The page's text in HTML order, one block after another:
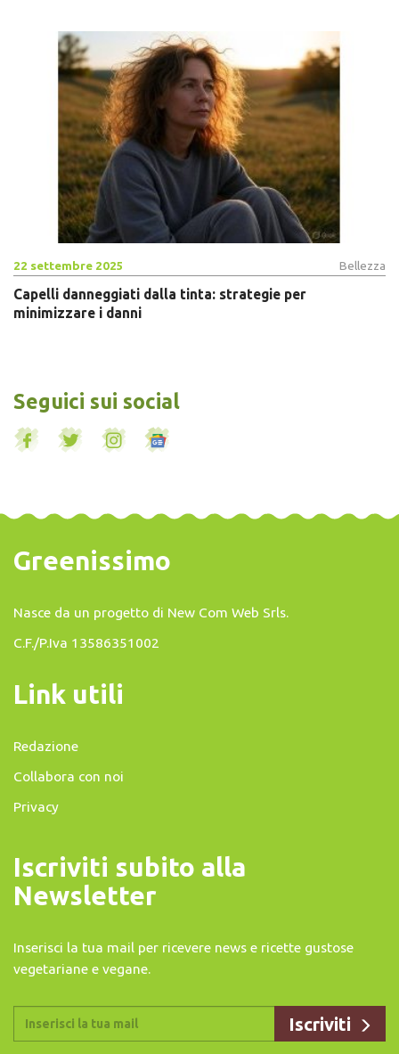
22 settembre 2025 Bellezza
Capelli danneggiati dalla tinta: strategie per
minimizzare i danni
Seguici sui social
Greenissimo
Nasce da un progetto di New Com Web Srls.
C.F./P.Iva 13586351002
Link utili
Redazione
Collabora con noi
Privacy
Iscriviti subito alla
Newsletter
Inserisci la tua mail per ricevere news e ricette gustose
vegetariane e vegane.